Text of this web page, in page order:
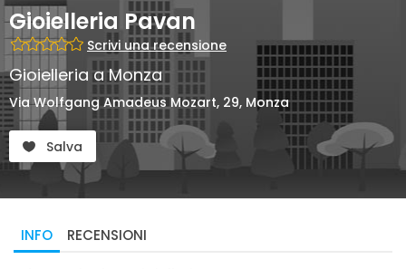
Gioielleria Pavan
Scrivi una recensione
Gioielleria a Monza
Via Wolfgang Amadeus Mozart, 29, Monza
Salva
INFO RECENSIONI